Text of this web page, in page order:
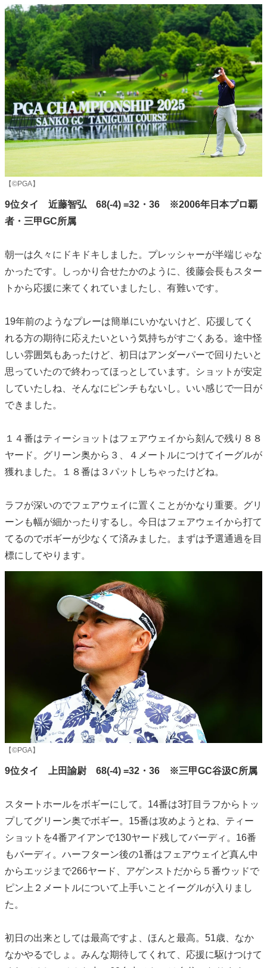
【©PGA】
9位タイ 近藤智弘 68(-4) =32・36 ※2006年日本プロ覇
者・三甲GC所属
朝一は久々にドキドキしました。プレッシャーが半端じゃな
かったです。しっかり合せたかのように、後藤会長もスター
トから応援に来てくれていましたし、有難いです。
19年前のようなプレーは簡単にいかないけど、応援してく
れる方の期待に応えたいという気持ちがすごくある。途中怪
しい雰囲気もあったけど、初日はアンダーパーで回りたいと
思っていたので終わってほっとしています。ショットが安定
していたしね、そんなにピンチもないし。いい感じで一日が
できました。
１４番はティーショットはフェアウェイから刻んで残り８８
ヤード。グリーン奥から３、４メートルにつけてイーグルが
獲れました。１８番は３パットしちゃったけどね。
ラフが深いのでフェアウェイに置くことがかなり重要。グリ
ーンも幅が細かったりするし。今日はフェアウェイから打て
てるのでボギーが少なくて済みました。まずは予選通過を目
標にしてやります。
【©PGA】
9位タイ 上田諭尉 68(-4) =32・36 ※三甲GC谷汲C所属
スタートホールをボギーにして。14番は3打目ラフからトッ
プしてグリーン奥でボギー。15番は攻めようとね、ティー
ショットを4番アイアンで130ヤード残してバーディ。16番
もバーディ。ハーフターン後の1番はフェアウェイど真ん中
からエッジまで266ヤード、アゲンストだから５番ウッドで
ピン上２メートルについて上手いことイーグルが入りまし
た。
初日の出来としては最高ですよ、ほんと最高。51歳、なか
なかやるでしょ。みんな期待してくれて、応援に駆けつけて